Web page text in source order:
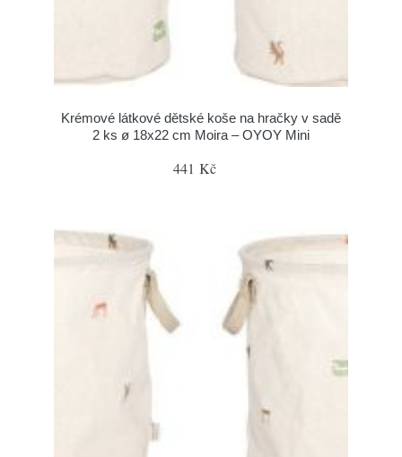
Krémové látkové dětské koše na hračky v sadě
2 ks ø 18x22 cm Moira – OYOY Mini
441 Kč